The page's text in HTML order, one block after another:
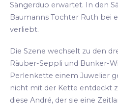
Sängerduo erwartet. In den
Baumanns Tochter Ruth bei
verliebt.
Die Szene wechselt zu den
Räuber-Seppli und Bunker-
Perlenkette einem Juwelier
nicht mit der Kette entdeckt
diese André, der sie eine